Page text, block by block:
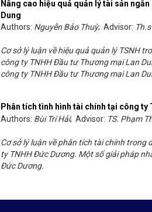
Nâng cao hiệu quả quản lý tài sản
Dung
Authors: Nguyễn Bảo Thuỳ; Advisor:
Cơ sở lý luận về hiệu quả quản lý TSNH
công ty TNHH Đầu tư Thương mại Lan
công ty TNHH Đầu tư Thương mại Lan
Phân tích tình hình tài chính tại công ty
Authors: Bùi Trí Hải; Advisor: TS. Phạm
Cơ sở lý luận về phân tích tài chính
ty TNHH Đức Dương. Một số giải pháp
Đức Dương.